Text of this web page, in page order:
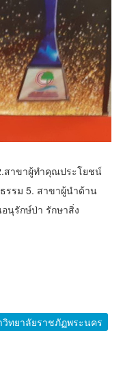
สาขาผู้ทำคุณประโยชน์
รม 5. สาขาผู้นำด้าน
นุรักษ์ป่า รักษาสิ่ง
ทยาลัยราชภัฏพระนคร